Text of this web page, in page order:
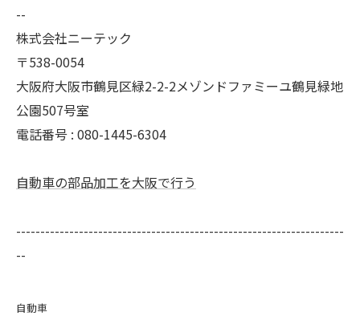
--
株式会社ニーテック
〒538-0054
大阪府大阪市鶴見区緑2-2-2メゾンドファミーユ鶴見緑地
公園507号室
電話番号 : 080-1445-6304
自動車の部品加工を大阪で行う
--------------------------------------------------------------------
--
自動車